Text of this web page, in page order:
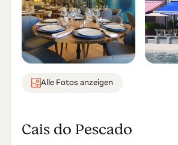
Alle Fotos anzeigen
Cais do Pescado